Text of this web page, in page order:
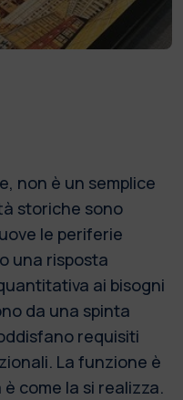
non è un semplice
storiche sono
le periferie
una risposta
ai bisogni
da una spinta
requisiti
La funzione è
come la si realizza.